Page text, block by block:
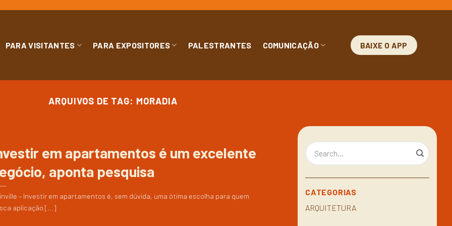
PARA VISITANTES PARA EXPOSITORES PALESTRANTES COMUNICAÇÃO BAIXE O APP
ARQUIVOS DE TAG: MORADIA
em apartamentos é um excelente
aponta pesquisa
– Investir em apartamentos é, sem dúvida, uma ótima escolha para quem
aplicação [...]
CATEGORIAS
ARQUITETURA